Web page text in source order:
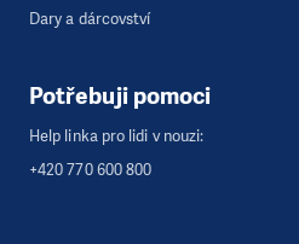
Dary a dárcovství
Potřebuji pomoci
Help linka pro lidi v nouzi:
+420 770 600 800